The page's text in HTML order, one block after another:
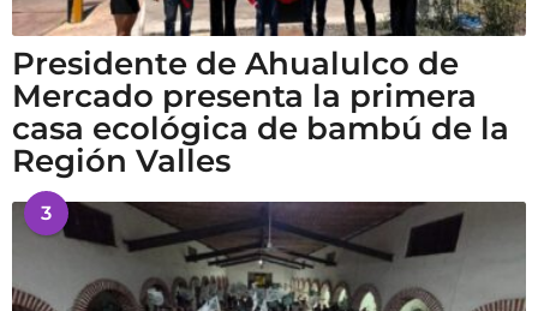
Presidente de Ahualulco de
Mercado presenta la primera
casa ecológica de bambú de la
Región Valles
3